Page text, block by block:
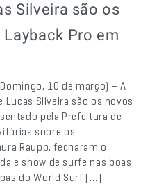
Silveira são os
Pro em
10 de março) – A
Lucas Silveira são os novos
pela Prefeitura de
sobre os
Raupp, fecharam o
e show de surfe nas boas
do World Surf […]